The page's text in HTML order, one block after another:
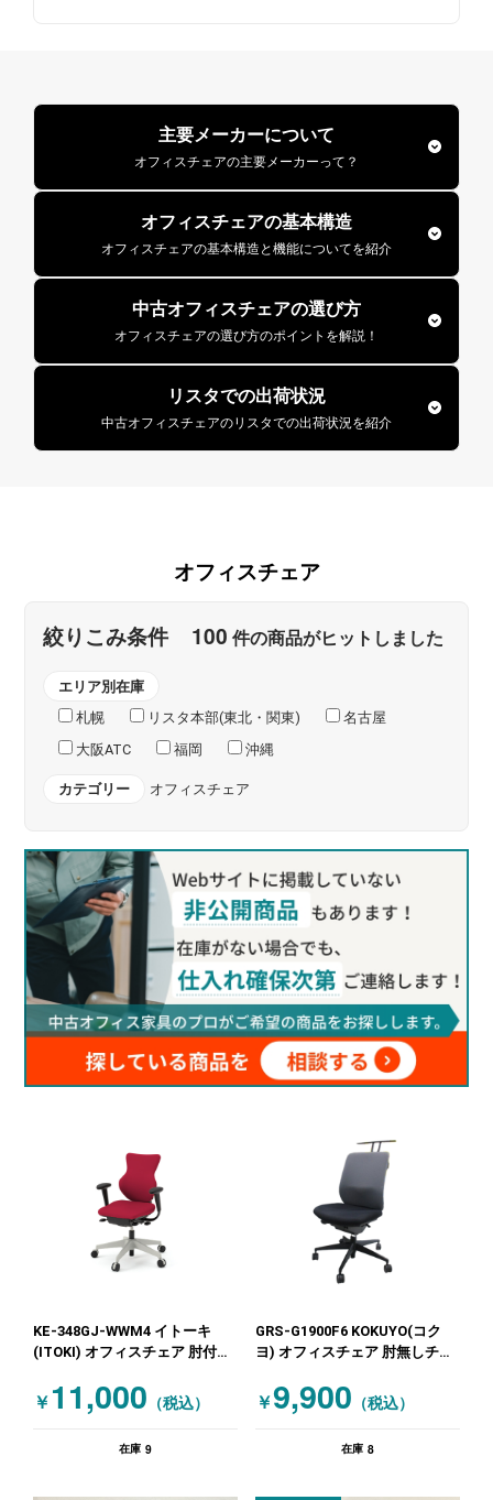
主要メーカーについて
オフィスチェアの主要メーカーって？
オフィスチェアの基本構造
オフィスチェアの基本構造と機能についてを紹介
中古オフィスチェアの選び方
オフィスチェアの選び方のポイントを解説！
リスタでの出荷状況
中古オフィスチェアのリスタでの出荷状況を紹介
オフィスチェア
絞りこみ条件 100 件の商品がヒットしました
エリア別在庫
札幌
リスタ本部(東北・関東)
名古屋
大阪ATC
福岡 沖縄
カテゴリー オフィスチェア
KE-348GJ-WWM4 イトーキ
(ITOKI) オフィスチェア 肘付き
￥ 11,000 （税込）
在庫 9
GRS-G1900F6 KOKUYO(コク
ヨ) オフィスチェア 肘無しチェ
￥9,900 （税込）
在庫 8